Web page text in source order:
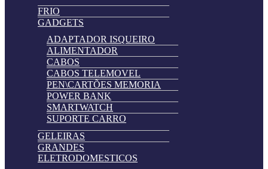
FRIO
GADGETS
ADAPTADOR ISQUEIRO
ALIMENTADOR
CABOS
CABOS TELEMOVEL
PEN\CARTÕES MEMORIA
POWER BANK
SMARTWATCH
SUPORTE CARRO
GELEIRAS
GRANDES
ELETRODOMESTICOS